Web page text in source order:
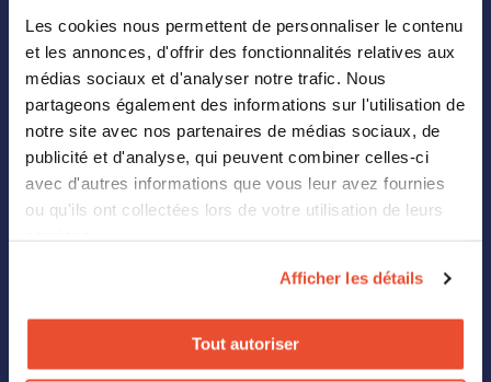
Les cookies nous permettent de personnaliser le contenu
et les annonces, d'offrir des fonctionnalités relatives aux
médias sociaux et d'analyser notre trafic. Nous
partageons également des informations sur l'utilisation de
notre site avec nos partenaires de médias sociaux, de
publicité et d'analyse, qui peuvent combiner celles-ci
avec d'autres informations que vous leur avez fournies
ou qu'ils ont collectées lors de votre utilisation de leurs
Afficher les détails
Tout autoriser
newsletter
Études de cas, webinaires,
guides, benchmarks… Tout
notre liste de diffusion
dernières nouvelles de
sujet de nos produits et services.
moment. Consultez notre Politique de
confidentialité pour en savoir plus.
voyez ? Allez jeter un œil à
notre page LinkedIn pour
découvrir cela et bien plus
encore ! Nous vous
garantissons que vous ne
verrez pas seulement des
articles générés par
ChatGPT.